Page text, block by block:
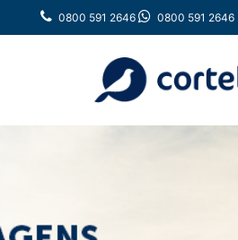
0800 591 2646 0800 591 2646